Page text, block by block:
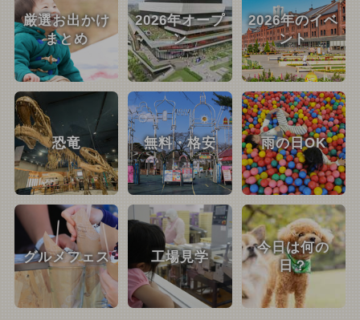
厳選お出かけ
まとめ
2026年オープ
ン
2026年のイベ
ント
恐竜 無料・格安 雨の日OK
グルメフェス 工場見学
今日は何の
日？